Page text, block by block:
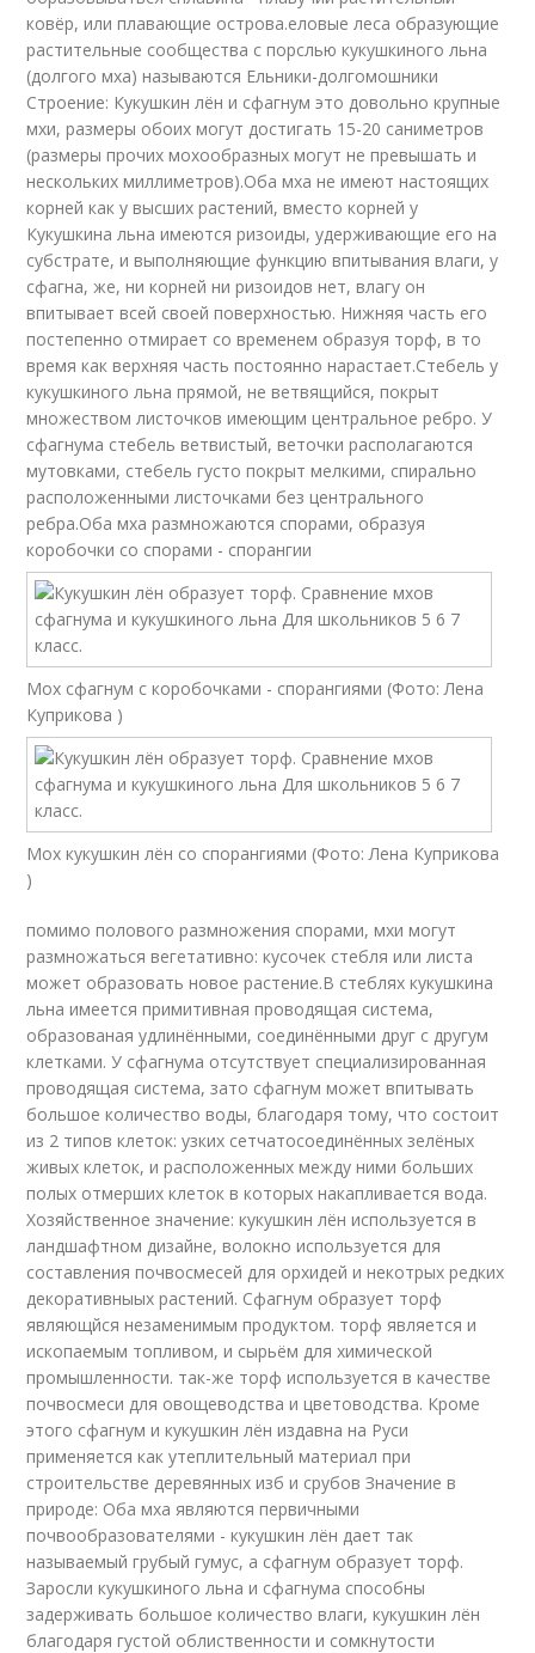
ковёр, или плавающие острова.еловые леса образующие
растительные сообщества с порслью кукушкиного льна
(долгого мха) называются Ельники-долгомошники
Строение: Кукушкин лён и сфагнум это довольно крупные
мхи, размеры обоих могут достигать 15-20 саниметров
(размеры прочих мохообразных могут не превышать и
нескольких миллиметров).Оба мха не имеют настоящих
корней как у высших растений, вместо корней у
Кукушкина льна имеются ризоиды, удерживающие его на
субстрате, и выполняющие функцию впитывания влаги, у
сфагна, же, ни корней ни ризоидов нет, влагу он
впитывает всей своей поверхностью. Нижняя часть его
постепенно отмирает со временем образуя торф, в то
время как верхняя часть постоянно нарастает.Стебель у
кукушкиного льна прямой, не ветвящийся, покрыт
множеством листочков имеющим центральное ребро. У
сфагнума стебель ветвистый, веточки располагаются
мутовками, стебель густо покрыт мелкими, спирально
расположенными листочками без центрального
ребра.Оба мха размножаются спорами, образуя
коробочки со спорами - спорангии
Мох сфагнум с коробочками - спорангиями (Фото: Лена
Куприкова )
Мох кукушкин лён со спорангиями (Фото: Лена Куприкова
)
помимо полового размножения спорами, мхи могут
размножаться вегетативно: кусочек стебля или листа
может образовать новое растение.В стеблях кукушкина
льна имеется примитивная проводящая система,
образованая удлинёнными, соединёнными друг с другум
клетками. У сфагнума отсутствует специализированная
проводящая система, зато сфагнум может впитывать
большое количество воды, благодаря тому, что состоит
из 2 типов клеток: узких сетчатосоединённых зелёных
живых клеток, и расположенных между ними больших
полых отмерших клеток в которых накапливается вода.
Хозяйственное значение: кукушкин лён используется в
ландшафтном дизайне, волокно используется для
составления почвосмесей для орхидей и некотрых редких
декоративныых растений. Сфагнум образует торф
являющйся незаменимым продуктом. торф является и
ископаемым топливом, и сырьём для химической
промышленности. так-же торф используется в качестве
почвосмеси для овощеводства и цветоводства. Кроме
этого сфагнум и кукушкин лён издавна на Руси
применяется как утеплительный материал при
строительстве деревянных изб и срубов Значение в
природе: Оба мха являются первичными
почвообразователями - кукушкин лён дает так
называемый грубый гумус, а сфагнум образует торф.
Заросли кукушкиного льна и сфагнума способны
задерживать большое количество влаги, кукушкин лён
благодаря густой облиственности и сомкнутости